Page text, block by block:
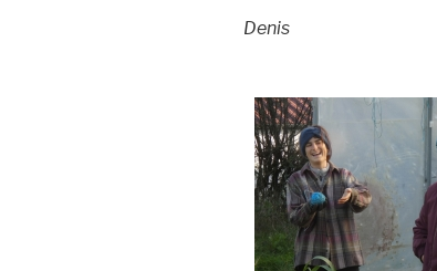
Denis